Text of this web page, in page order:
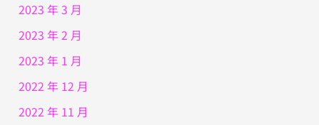
2023 年 3 月
2023 年 2 月
2023 年 1 月
2022 年 12 月
2022 年 11 月